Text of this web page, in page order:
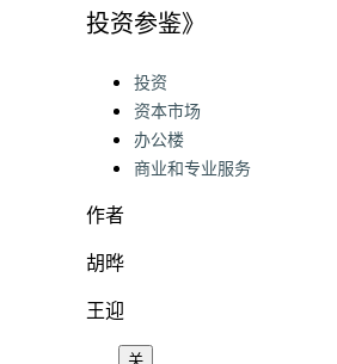
投资参鉴》
Categories:
投资
资本市场
办公楼
商业和专业服务
作者
胡晔
王迎